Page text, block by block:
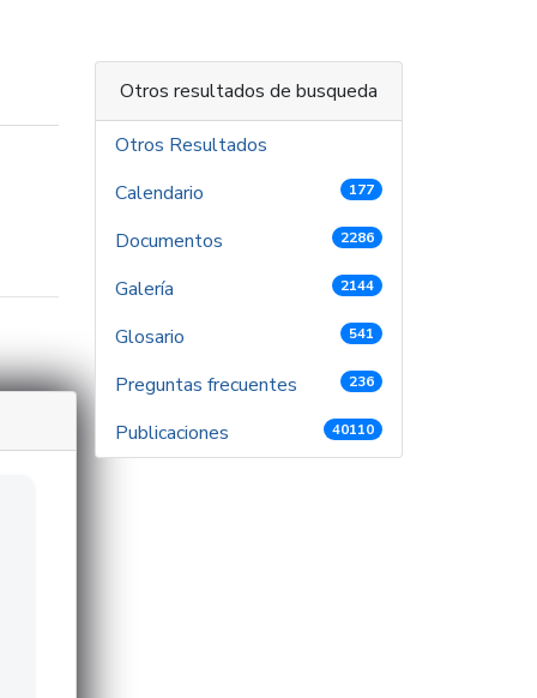
Otros resultados de busqueda
Otros Resultados
Calendario
177
Documentos 2286
Galería 2144
Glosario 541
Preguntas frecuentes 236
Publicaciones 40110